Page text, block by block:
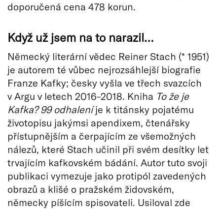
doporučená cena 478 korun.
Když už jsem na to narazil…
Německý literární vědec Reiner Stach (* 1951)
je autorem té vůbec nejrozsáhlejší biografie
Franze Kafky; česky vyšla ve třech svazcích
v Argu v letech 2016–2018. Kniha To že je
Kafka? 99 odhaleníje k titánsky pojatému
životopisu jakýmsi apendixem, čtenářsky
přístupnějším a čerpajícím ze všemožných
nálezů, které Stach učinil při svém desítky let
trvajícím kafkovském bádání. Autor tuto svoji
publikaci vymezuje jako protipól zavedených
obrazů a klišé o pražském židovském,
německy píšícím spisovateli. Usiloval zde